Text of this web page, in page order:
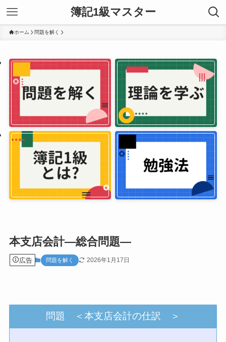
簿記1級マスター
ホーム 問題を解く
本支店会計—総合問題—
広告 問題を解く 2026年1月17日
問題 ＜本支店会計の仕訳 ＞